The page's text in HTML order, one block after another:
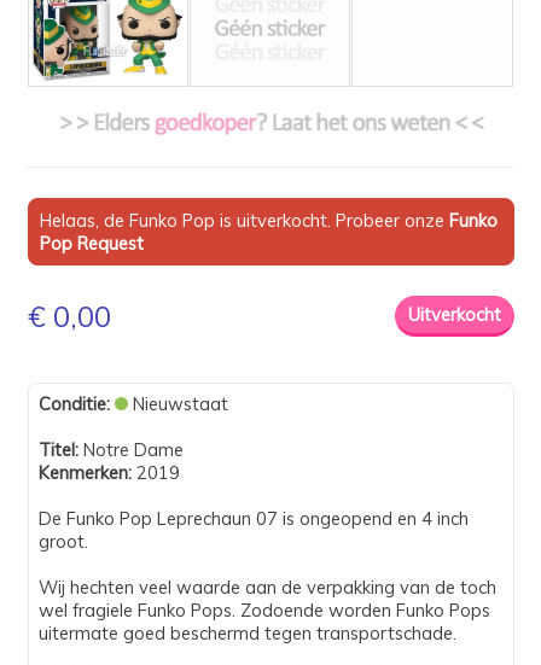
Helaas, de Funko Pop is uitverkocht. Probeer onze Funko
Pop Request
€ 0,00
Conditie:
Nieuwstaat
Titel:Notre Dame
Kenmerken:2019
De Funko Pop Leprechaun 07 is ongeopend en 4 inch
groot.
Wij hechten veel waarde aan de verpakking van de toch
wel fragiele Funko Pops. Zodoende worden Funko Pops
uitermate goed beschermd tegen transportschade.